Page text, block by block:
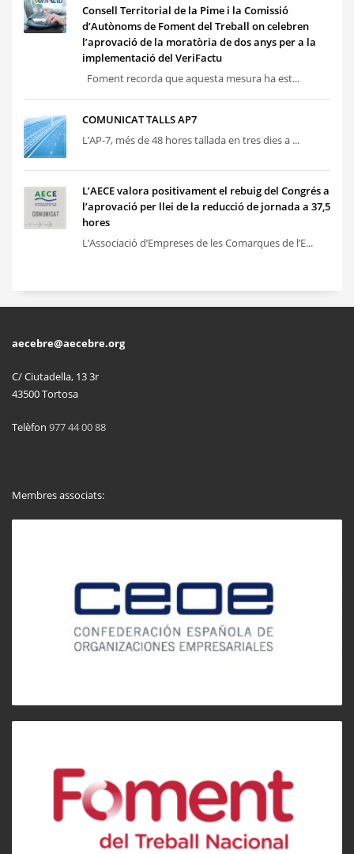
Consell Territorial de la Pime i la Comissió
d’Autònoms de Foment del Treball on celebren
l’aprovació de la moratòria de dos anys per a la
implementació del VeriFactu
Foment recorda que aquesta mesura ha est...
COMUNICAT TALLS AP7
L’AP-7, més de 48 hores tallada en tres dies a ...
L’AECE valora positivament el rebuig del Congrés a
l’aprovació per llei de la reducció de jornada a 37,5
hores
L’Associació d’Empreses de les Comarques de l’E...
aecebre@aecebre.org
C/ Ciutadella, 13 3r
43500 Tortosa
Telèfon 977 44 00 88
Membres associats: